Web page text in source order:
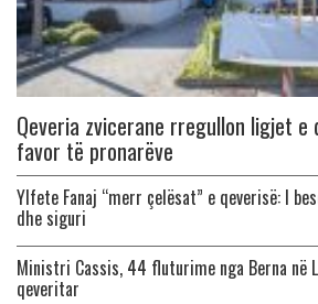
Qeveria zvicerane rregullon ligjet e
favor të pronarëve
Ylfete Fanaj “merr çelësat” e qeverisë: I
dhe siguri
Ministri Cassis, 44 fluturime nga Berna në
qeveritar